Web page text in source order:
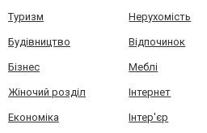
Туризм Нерухомість
Будівництво Відпочинок
Бізнес Меблі
Жіночий розділ Інтернет
Економіка Інтер'єр